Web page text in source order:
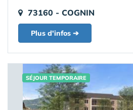
73160 - COGNIN
Plus d'infos ➔
SÉJOUR TEMPORAIRE